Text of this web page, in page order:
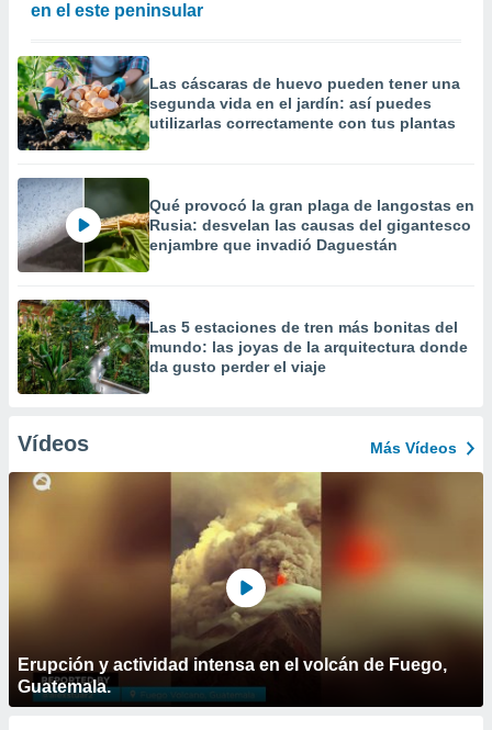
en el este peninsular
Las cáscaras de huevo pueden tener una
segunda vida en el jardín: así puedes
utilizarlas correctamente con tus plantas
Qué provocó la gran plaga de langostas en
Rusia: desvelan las causas del gigantesco
enjambre que invadió Daguestán
Las 5 estaciones de tren más bonitas del
mundo: las joyas de la arquitectura donde
da gusto perder el viaje
Vídeos Más Vídeos
Erupción y actividad intensa en el volcán de Fuego,
Guatemala.